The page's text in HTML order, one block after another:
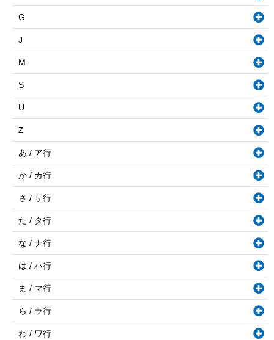
G
J
M
S
U
Z
あ / ア行
か / カ行
さ / サ行
た / タ行
な / ナ行
は / ハ行
ま / マ行
ら / ラ行
わ / ワ行